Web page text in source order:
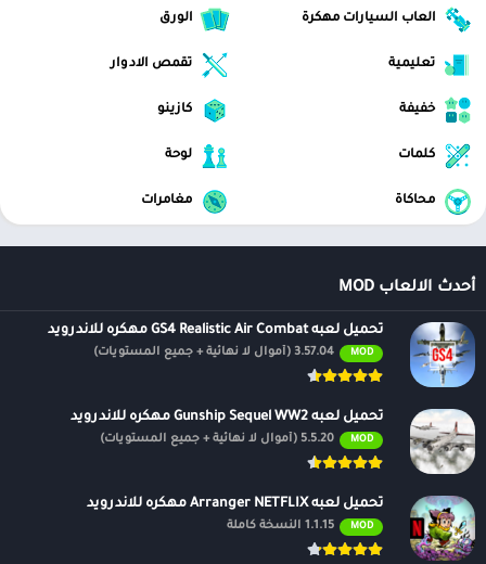
العاب السيارات مهكرة الورق
تعليمية تقمص الادوار
خفيفة كازينو
كلمات لوحة
محاكاة مغامرات
أحدث الالعاب MOD
تحميل لعبه GS4 Realistic Air Combat مهكره للاندرويد
MOD 3.57.04 (أموال لا نهائية + جميع المستويات)
تحميل لعبه Gunship Sequel WW2 مهكره للاندرويد
MOD 5.5.20 (أموال لا نهائية + جميع المستويات)
تحميل لعبه Arranger NETFLIX مهكره للاندرويد
MOD 1.1.15 النسخة كاملة